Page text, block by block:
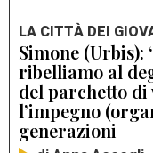
LA CITTÀ DEI
Simone (Urbis):
ribelliamo al
del parchetto di
l’impegno
generazioni